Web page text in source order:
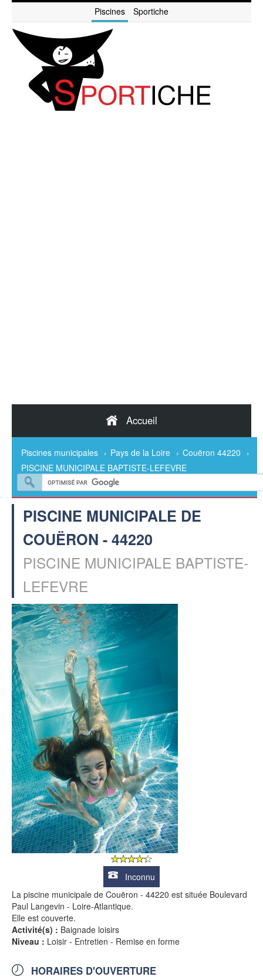
Piscines Sportiche
Accueil
Piscines municipales › Pays de la Loire › Couëron 44220 ›
PISCINE MUNICIPALE BAPTISTE-LEFEVRE
PISCINE MUNICIPALE DE
COUËRON - 44220
PISCINE MUNICIPALE BAPTISTE-
LEFEVRE
Inconnu
La piscine municipale de Couëron - 44220 est située Boulevard
Paul Langevin - Loire-Atlantique.
Elle est couverte.
Activité(s) : Baignade loisirs
Niveau : Loisir - Entretien - Remise en forme
HORAIRES D'OUVERTURE